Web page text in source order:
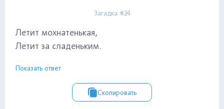
Загадка #24
Летит мохнатенькая,
Летит за сладеньким.
Показать ответ
Скопировать